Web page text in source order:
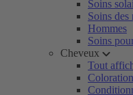
Soins
Soins des
Hommes
Soins
Cheveux
Tout
Coloration